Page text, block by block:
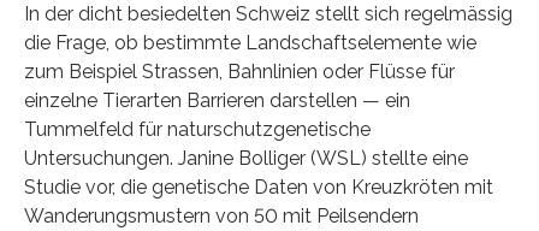
In der dicht besiedelten Schweiz stellt sich regelmässig
die Frage, ob bestimmte Landschaftselemente wie
zum Beispiel Strassen, Bahnlinien oder Flüsse für
einzelne Tierarten Barrieren darstellen — ein
Tummelfeld für naturschutzgenetische
Untersuchungen. Janine Bolliger (WSL) stellte eine
Studie vor, die genetische Daten von Kreuzkröten mit
Wanderungsmustern von 50 mit Peilsendern